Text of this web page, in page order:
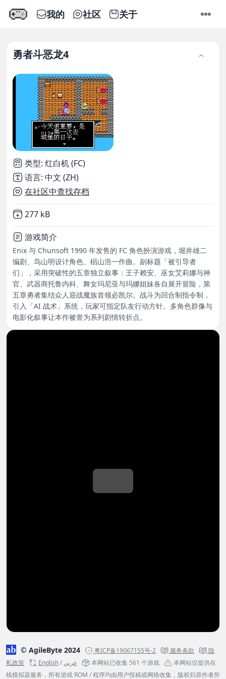
我的 社区 关于 设置
勇者斗恶龙4
类型: 红白机 (FC)
语言: 中文 (ZH)
在社区中查找存档
Not downloaded
277 kB
游戏简介
Enix 与 Chunsoft 1990 年发售的 FC 角色扮演游戏，堀井雄二
编剧、鸟山明设计角色、椙山浩一作曲。副标题「被引导者
们」，采用突破性的五章独立叙事：王子赖安、巫女艾莉娜与神
官、武器商托鲁内科、舞女玛尼亚与玛娜姐妹各自展开冒险，第
五章勇者集结众人迎战魔族首领必凯尔。战斗为回合制指令制，
引入「AI 战术」系统，玩家可指定队友行动方针。多角色群像与
电影化叙事让本作被誉为系列剧情转折点。
© AgileByte 2024 粤ICP备19067155号-2 服务条款
隐
私政策
English/عربي 本网站已收集 561 个游戏
本网站仅提供在
线模拟器服务，所有游戏 ROM / 程序均由用户投稿或网络收集，版权归原作者所